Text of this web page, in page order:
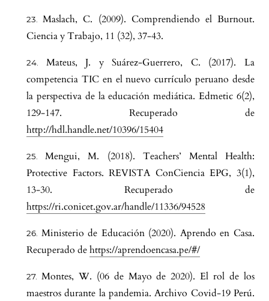
Maslach, C. (2009). Comprendiendo el Burnout.
Ciencia y Trabajo, 11 (32), 37-43.
Mateus, J. y Suárez-Guerrero, C. (2017). La
competencia TIC en el nuevo currículo peruano desde
la perspectiva de la educación mediática. Edmetic 6(2),
129-147. Recuperado de
http://hdl.handle.net/10396/15404
Mengui, M. (2018). Teachers’ Mental Health:
Protective Factors. REVISTA ConCiencia EPG, 3(1),
13-30. Recuperado de
https://ri.conicet.gov.ar/handle/11336/94528
Ministerio de Educación (2020). Aprendo en Casa.
Recuperado dehttps://aprendoencasa.pe/#/
Montes, W. (06 de Mayo de 2020). El rol de los
maestros durante la pandemia. Archivo Covid-19 Perú.